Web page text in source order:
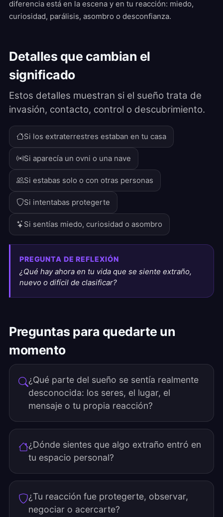
diferencia está en la escena y en tu reacción: miedo,
curiosidad, parálisis, asombro o desconfianza.
Detalles que cambian el
significado
Estos detalles muestran si el sueño trata de
invasión, contacto, control o descubrimiento.
Si los extraterrestres estaban en tu casa
Si aparecía un ovni o una nave
Si estabas solo o con otras personas
Si intentabas protegerte
Si sentías miedo, curiosidad o asombro
PREGUNTA DE REFLEXIÓN
¿Qué hay ahora en tu vida que se siente extraño,
nuevo o difícil de clasificar?
Preguntas para quedarte un
momento
¿Qué parte del sueño se sentía realmente
desconocida: los seres, el lugar, el
mensaje o tu propia reacción?
¿Dónde sientes que algo extraño entró en
tu espacio personal?
¿Tu reacción fue protegerte, observar,
negociar o acercarte?